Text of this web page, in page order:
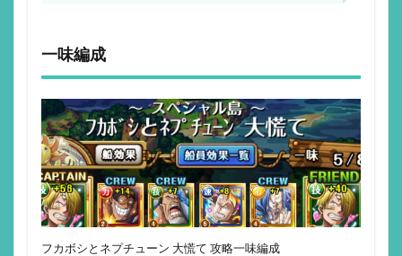
一味編成
フカボシとネプチューン 大慌て 攻略一味編成